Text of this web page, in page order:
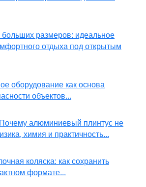
размеров: идеальное
отдыха под открытым
оборудование как основа
объектов...
алюминиевый плинтус не
химия и практичность...
коляска: как сохранить
формате...